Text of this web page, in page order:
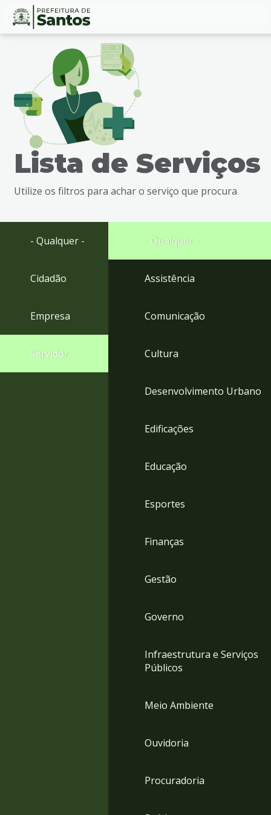
Ir
busca
Ir
Conteúdo
Lista de Serviços
Utilize os filtros para achar o serviço que procura
- Qualquer -
Cidadão
Empresa
Servidor
- Qualquer -
Assistência
Comunicação
Cultura
Desenvolvimento Urbano
Edificações
Educação
Esportes
Finanças
Gestão
Governo
Infraestrutura e Serviços
Públicos
Meio Ambiente
Ouvidoria
Procuradoria